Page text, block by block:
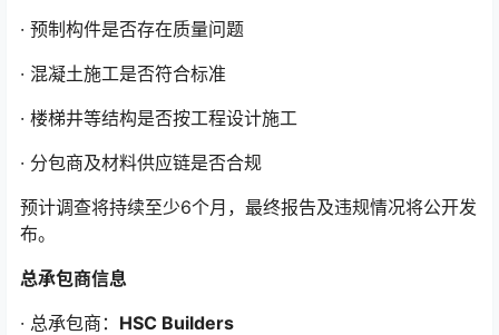
· 预制构件是否存在质量问题
· 混凝土施工是否符合标准
· 楼梯井等结构是否按工程设计施工
· 分包商及材料供应链是否合规
预计调查将持续至少6个月，最终报告及违规情况将公开发
布。
总承包商信息
· 总承包商： HSC Builders